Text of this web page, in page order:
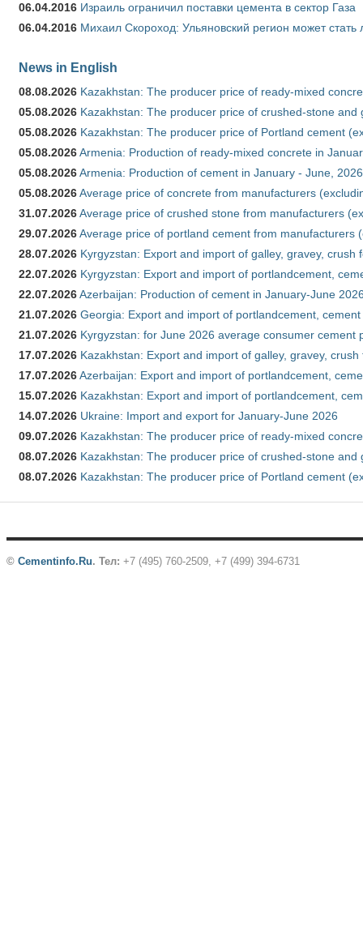
06.04.2016 Израиль ограничил поставки цемента в сектор Газа
06.04.2016 Михаил Скороход: Ульяновский регион может
News in English
08.08.2026 Kazakhstan: The producer price of ready-mixed
05.08.2026 Kazakhstan: The producer price of crushed-stone and
05.08.2026 Kazakhstan: The producer price of Portland cement
05.08.2026Armenia: Production of ready-mixed concrete in
05.08.2026Armenia: Production of cement in January - June, 2026
05.08.2026Average price of concrete from manufacturers
31.07.2026Average price of crushed stone from manufacturers
29.07.2026Average price of portland cement from manufacturers
28.07.2026 Kyrgyzstan: Export and import of galley, gravey,
22.07.2026 Kyrgyzstan: Export and import of portlandcement,
22.07.2026Azerbaijan: Production of cement in January-June
21.07.2026 Georgia: Export and import of portlandcement,
21.07.2026 Kyrgyzstan: for June 2026 average consumer cement
17.07.2026 Kazakhstan: Export and import of galley, gravey,
17.07.2026Azerbaijan: Export and import of portlandcement,
15.07.2026 Kazakhstan: Export and import of portlandcement,
14.07.2026 Ukraine: Import and export for January-June 2026
09.07.2026 Kazakhstan: The producer price of ready-mixed
08.07.2026 Kazakhstan: The producer price of crushed-stone and
08.07.2026 Kazakhstan: The producer price of Portland cement
© Cementinfo.Ru. Тел: +7 (495) 760-2509, +7 (499) 394-6731